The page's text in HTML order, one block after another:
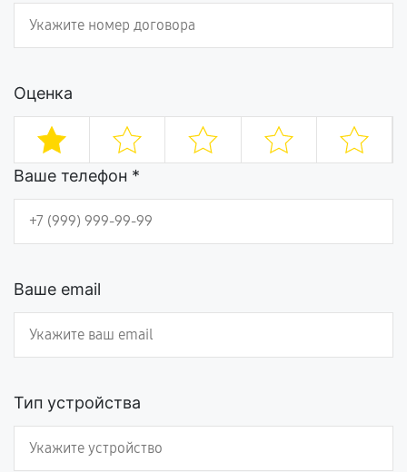
Оценка
Ваше телефон *
Ваше email
Тип устройства